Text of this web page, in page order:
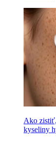
Ako
kyseliny